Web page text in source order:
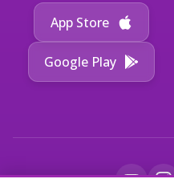
App Store
Google Play